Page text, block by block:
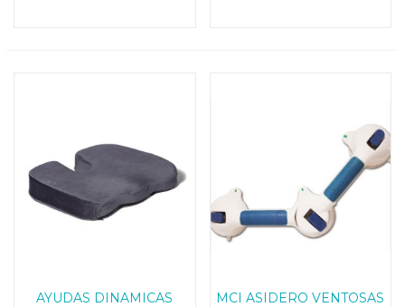
AYUDAS DINAMICAS
MCI ASIDERO VENTOSAS